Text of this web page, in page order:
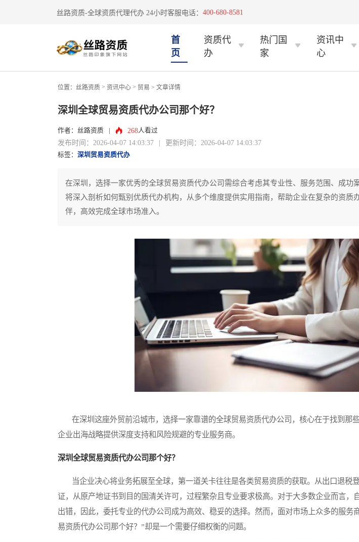
丝路资质-全球资质代理代办 24小时客服电话： 400-680-8581
首
页
资质代
办
热门国
家
资讯中
心
位置： 丝路资质 > 资讯中心 > 贸易 > 文章详情
深圳全球贸易资质代办公司那个好？
作者：丝路资质 268人看过
发布时间：2026-04-07 14:03:37 | 更新时间：2026-04-07 14:03:37
标签： 深圳贸易资质代办
在深圳，选择一家优秀的全球贸易资质代办公司需综合考虑其专业性、服务范围、成功
将深入剖析如何甄别优质代办机构，从多个维度提供实用指南，帮助企业在复杂的资质
伴，高效完成全球市场准入。
在深圳这座外贸前沿城市，选择一家靠谱的全球贸易资质代办公司，核心在于找到那
企业出海战略提供深度支持和风险规避的专业服务商。
深圳全球贸易资质代办公司那个好？
当企业决心将业务拓展至全球，第一道关卡往往是各类贸易资质的获取。从出口退税
证，从原产地证书到目的国清关许可，过程繁杂且专业要求极高。对于大多数企业而言，
出错，因此，委托专业的代办公司成为高效、稳妥的选择。然而，面对市场上众多的服务
易资质代办公司那个好？”却是一个需要仔细权衡的问题。